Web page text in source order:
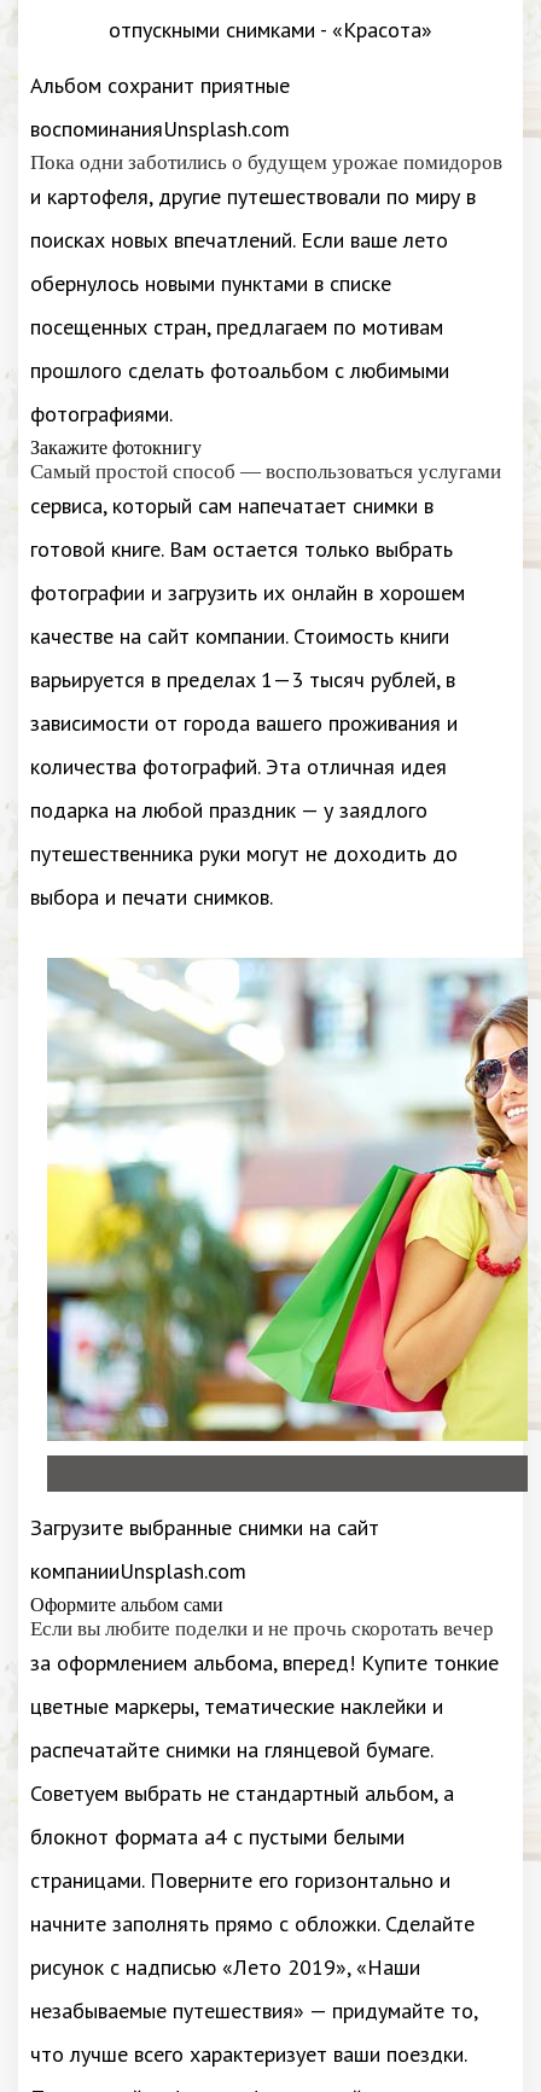
Альбом сохранит приятные
воспоминанияUnsplash.com
Пока одни заботились о будущем урожае помидоров
и картофеля, другие путешествовали по миру в
поисках новых впечатлений. Если ваше лето
обернулось новыми пунктами в списке
посещенных стран, предлагаем по мотивам
прошлого сделать фотоальбом с любимыми
фотографиями.
Закажите фотокнигу
Самый простой способ — воспользоваться услугами
сервиса, который сам напечатает снимки в
готовой книге. Вам остается только выбрать
фотографии и загрузить их онлайн в хорошем
качестве на сайт компании. Стоимость книги
варьируется в пределаx 1—3 тысяч рублей, в
зависимости от города вашего проживания и
количества фотографий. Эта отличная идея
подарка на любой праздник — у заядлого
путешественника руки могут не доходить до
выбора и печати снимков.
Загрузите выбранные снимки на сайт
компанииUnsplash.com
Оформите альбом сами
Если вы любите поделки и не прочь скоротать вечер
за оформлением альбома, вперед! Купите тонкие
цветные маркеры, тематические наклейки и
распечатайте снимки на глянцевой бумаге.
Советуем выбрать не стандартный альбом, а
блокнот формата а4 с пустыми белыми
страницами. Поверните его горизонтально и
начните заполнять прямо с обложки. Сделайте
рисунок с надписью «Лето 2019», «Наши
незабываемые путешествия» — придумайте то,
что лучше всего характеризует ваши поездки.